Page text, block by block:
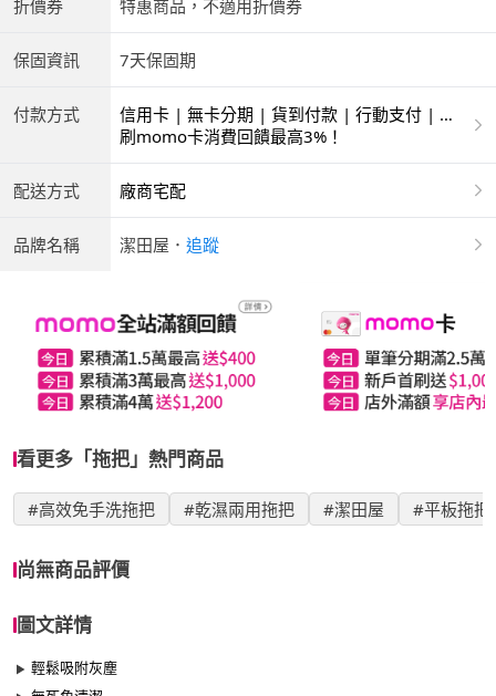
折價券 特惠商品，不適用折價券
保固資訊 7天保固期
付款方式
信用卡 | 無卡分期 | 貨到付款 | 行動支付 | 超
商付款 | ATM | 銀聯卡
刷momo卡消費回饋最高3%！
配送方式 廠商宅配
品牌名稱 潔田屋 ． 追蹤
看更多「拖把」熱門商品
#高效免手洗拖把 #乾濕兩用拖把 #潔田屋 #平板拖把
尚無商品評價
圖文詳情
輕鬆吸附灰塵